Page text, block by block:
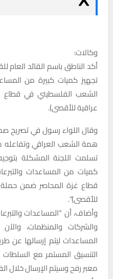
وكالات:
أكد الناطق باسم القائد
تجهيز كميات كبيرة من
الشعب الفلسطيني في
عراقية للأقصى).
وقال اللواء رسول في تصريح
همة الشعب العراقي
تسلمت اللجنة المشكلة
كميات من المساعدات
قطاع غزة المحاصر ضمن
للأقصى)”.
وأضاف، أن “المساعدات
والشركات والمنظمات،
المساعدات ليتم إرسالها عن
التنسيق المستمر مع السلطات
معبر رفح وسيتم الإرسال خلال